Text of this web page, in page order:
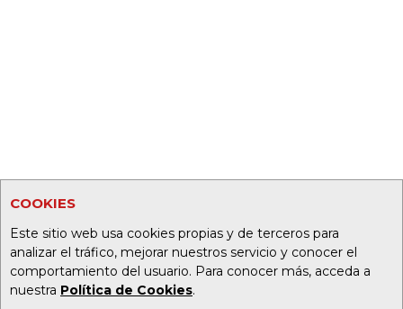
COOKIES
Este sitio web usa cookies propias y de terceros para
analizar el tráfico, mejorar nuestros servicio y conocer el
comportamiento del usuario. Para conocer más, acceda a
nuestra Política de Cookies.